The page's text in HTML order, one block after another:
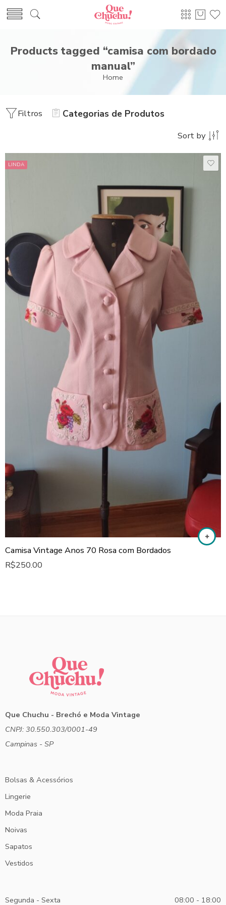
Products tagged “camisa com bordado
manual”
Home
Filtros Categorias de Produtos
Sort by
LINDA
Camisa Vintage Anos 70 Rosa com Bordados
R$250.00
Que Chuchu - Brechó e Moda Vintage
CNPJ: 30.550.303/0001-49
Campinas - SP
Bolsas & Acessórios
Lingerie
Moda Praia
Noivas
Sapatos
Vestidos
Segunda - Sexta 08:00 - 18:00